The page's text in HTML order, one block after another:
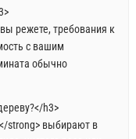
режете, требования к
с вашим
обычно
h3>
strong> выбирают в